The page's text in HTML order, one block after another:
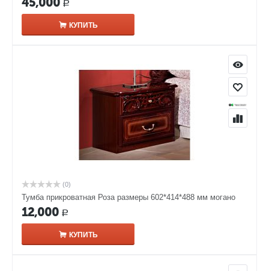
Р
КУПИТЬ
(0)
Тумба прикроватная Роза размеры 602*414*488 мм могано
12,000 Р
КУПИТЬ